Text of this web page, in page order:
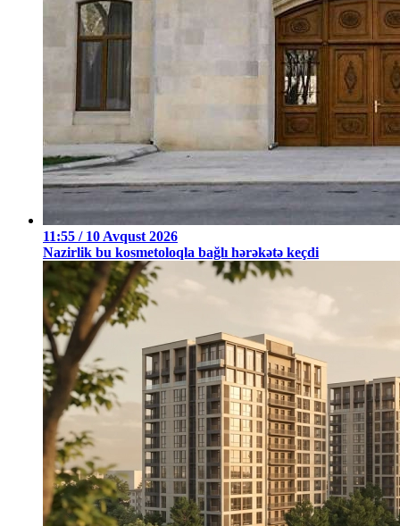
11:55 / 10 Avqust 2026
Nazirlik bu kosmetoloqla bağlı hərəkətə keçdi